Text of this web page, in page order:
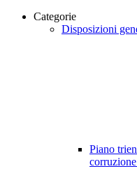
Categorie
Disposizioni
Piano